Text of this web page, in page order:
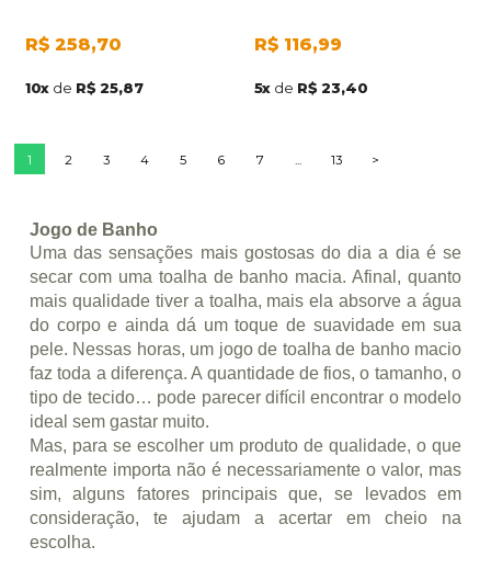
R$ 258,70
10x de R$ 25,87
R$ 116,99
5x de R$ 23,40
1 2 3 4 5 6 7 ... 13 >
Jogo de Banho
Uma das sensações mais gostosas do dia a dia é se
secar com uma toalha de banho macia. Afinal, quanto
mais qualidade tiver a toalha, mais ela absorve a água
do corpo e ainda dá um toque de suavidade em sua
pele. Nessas horas, um jogo de toalha de banho macio
faz toda a diferença. A quantidade de fios, o tamanho, o
tipo de tecido… pode parecer difícil encontrar o modelo
ideal sem gastar muito.
Mas, para se escolher um produto de qualidade, o que
realmente importa não é necessariamente o valor, mas
sim, alguns fatores principais que, se levados em
consideração, te ajudam a acertar em cheio na
escolha.